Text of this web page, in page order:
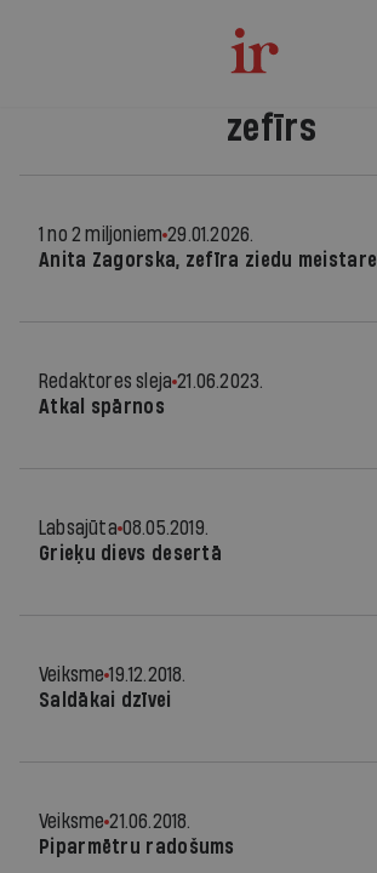
zefīrs
1 no 2 miljoniem 29.01.2026.
Anita Zagorska, zefīra ziedu meistare
Redaktores sleja 21.06.2023.
Atkal spārnos
Labsajūta 08.05.2019.
Grieķu dievs desertā
Veiksme 19.12.2018.
Saldākai dzīvei
Veiksme 21.06.2018.
Piparmētru radošums